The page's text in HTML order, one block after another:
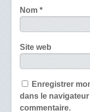
Nom *
Site web
Enregistrer
dans le
commentaire.